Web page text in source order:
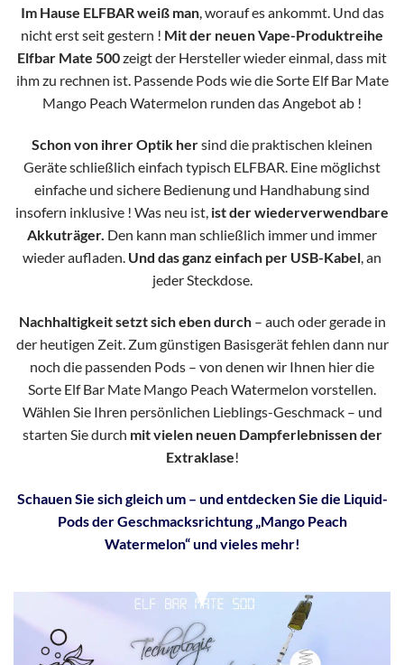
Im Hause ELFBAR weiß man, worauf es ankommt. Und das
nicht erst seit gestern ! Mit der neuen Vape-Produktreihe
Elfbar Mate 500zeigt der Hersteller wieder einmal, dass mit
ihm zu rechnen ist. Passende Pods wie die Sorte Elf Bar Mate
Mango Peach Watermelon runden das Angebot ab !
Schon von ihrer Optik hersind die praktischen kleinen
Geräte schließlich einfach typisch ELFBAR. Eine möglichst
einfache und sichere Bedienung und Handhabung sind
insofern inklusive ! Was neu ist, ist der wiederverwendbare
Akkuträger. Den kann man schließlich immer und immer
wieder aufladen. Und das ganz einfach per USB-Kabel, an
jeder Steckdose.
Nachhaltigkeit setzt sich eben durch – auch oder gerade in
der heutigen Zeit. Zum günstigen Basisgerät fehlen dann nur
noch die passenden Pods – von denen wir Ihnen hier die
Sorte Elf Bar Mate Mango Peach Watermelon vorstellen.
Wählen Sie Ihren persönlichen Lieblings-Geschmack – und
starten Sie durch mit vielen neuen Dampferlebnissen der
Extraklase!
Schauen Sie sich gleich um – und entdecken Sie die Liquid-
Pods der Geschmacksrichtung „Mango Peach
Watermelon“ und vieles mehr!